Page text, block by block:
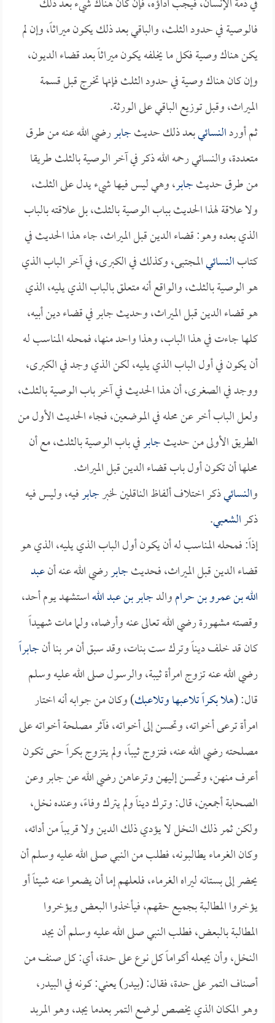
فالوصية في حدود الثلث، والباقي بعد ذلك يكون ميراثاً، وإن لم
يكن هناك وصية فكل ما يخلفه يكون ميراثاً بعد قضاء الديون،
وإن كان هناك وصية في حدود الثلث فإنها تخرج قبل قسمة
الميراث، وقبل توزيع الباقي على الورثة.
ثم أوردالنسائيبعد ذلك حديثجابررضي الله عنه من طرق
متعددة، والنسائي رحمه الله ذكر في آخر الوصية بالثلث طريقا
من طرق حديثجابر، وهي ليس فيها شيء يدل على الثلث،
ولا علاقة لهذا الحديث بباب الوصية بالثلث، بل علاقته بالباب
الذي بعده وهو: قضاء الدين قبل الميراث، جاء هذا الحديث في
كتابالنسائيالمجتبى، وكذلك في الكبرى، في آخر الباب الذي
هو الوصية بالثلث، والواقع أنه متعلق بالباب الذي يليه، الذي
هو قضاء الدين قبل الميراث، وحديث جابر في قضاء دين أبيه،
كلها جاءت في هذا الباب، وهذا واحد منها، فمحله المناسب له
أن يكون في أول الباب الذي يليه، لكن الذي وجد في الكبرى،
ووجد في الصغرى، أن هذا الحديث في آخر باب الوصية بالثلث،
ولعل الباب أخر عن محله في الموضعين، فجاء الحديث الأول من
الطريق الأولى من حديثجابرفي باب الوصية بالثلث، مع أن
محلها أن تكون أول باب قضاء الدين قبل الميراث.
والنسائيذكر اختلاف ألفاظ الناقلين لخبرجابرفيه، وليس فيه
ذكرالشعبي.
إذاً: فمحله المناسب له أن يكون أول الباب الذي يليه، الذي هو
قضاء الدين قبل الميراث، فحديثجابررضي الله عنه أنعبد
الله بن عمرو بن حراموالدجابر بن عبد اللهاستشهد يوم أحد،
وقصته مشهورة رضي الله تعالى عنه وأرضاه، ولما مات شهيداً
كان قد خلف ديناً وترك ست بنات، وقد سبق أن مر بنا أنجابراً
رضي الله عنه تزوج امرأة ثيبة، والرسول صلى الله عليه وسلم
قال: (هلا بكراً تلاعبها وتلاعبك) وكان من جوابه أنه اختار
امرأة ترعى أخواته، وتحسن إلى أخواته، فآثر مصلحة أخواته على
مصلحته رضي الله عنه، فتزوج ثيباً، ولم يتزوج بكراً حتى تكون
أعرف منهن، وتحسن إليهن وترعاهن رضي الله عن جابر وعن
الصحابة أجمعين، قال: وترك ديناً ولم يترك وفاءً، وعنده نخل،
ولكن ثمر ذلك النخل لا يؤدي ذلك الدين ولا قريباً من أدائه،
وكان الغرماء يطالبونه، فطلب من النبي صلى الله عليه وسلم أن
يحضر إلى بستانه ليراه الغرماء، فلعلهم إما أن يضعوا عنه شيئاً أو
يؤخروا المطالبة بجميع حقهم، فيأخذوا البعض ويؤخروا
المطالبة بالبعض، فطلب النبي صلى الله عليه وسلم أن يجد
النخل، وأن يجعله أكواماً كل نوع على حدة، أي: كل صنف من
أصناف التمر على حدة، فقال: (بيدر) يعني: كونه في البيدر،
وهو المكان الذي يخصص لوضع التمر بعدما يجد، وهو المربد